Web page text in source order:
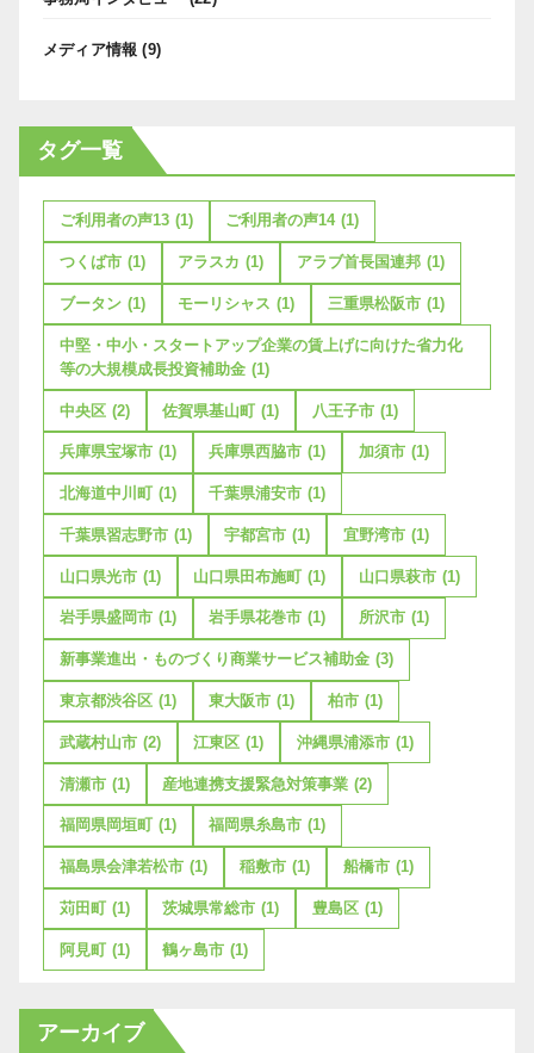
メディア情報 (9)
タグ一覧
ご利用者の声13 (1) ご利用者の声14 (1)
つくば市 (1) アラスカ (1) アラブ首長国連邦 (1)
ブータン (1) モーリシャス (1) 三重県松阪市 (1)
中堅・中小・スタートアップ企業の賃上げに向けた省力化
等の大規模成長投資補助金 (1)
中央区 (2) 佐賀県基山町 (1) 八王子市 (1)
兵庫県宝塚市 (1) 兵庫県西脇市 (1) 加須市 (1)
北海道中川町 (1) 千葉県浦安市 (1)
千葉県習志野市 (1) 宇都宮市 (1) 宜野湾市 (1)
山口県光市 (1) 山口県田布施町 (1) 山口県萩市 (1)
岩手県盛岡市 (1) 岩手県花巻市 (1) 所沢市 (1)
新事業進出・ものづくり商業サービス補助金 (3)
東京都渋谷区 (1) 東大阪市 (1) 柏市 (1)
武蔵村山市 (2) 江東区 (1) 沖縄県浦添市 (1)
清瀬市 (1) 産地連携支援緊急対策事業 (2)
福岡県岡垣町 (1) 福岡県糸島市 (1)
福島県会津若松市 (1) 稲敷市 (1) 船橋市 (1)
苅田町 (1) 茨城県常総市 (1) 豊島区 (1)
阿見町 (1) 鶴ヶ島市 (1)
アーカイブ